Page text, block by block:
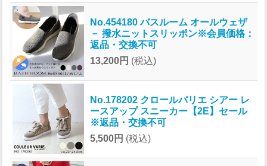
No.454180 バスルーム オールウェザ
－ 撥水ニットスリッポン※会員価格：
返品・交換不可
13,200円 (税込)
No.178202 クロールバリエ シアー レ
ースアップ スニーカー【2E】セール
※返品・交換不可
5,500円 (税込)